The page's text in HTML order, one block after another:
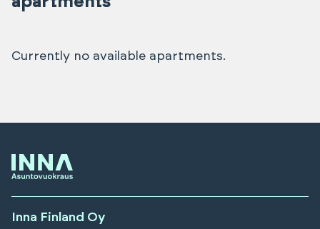
Currently no available apartments.
Inna Finland Oy